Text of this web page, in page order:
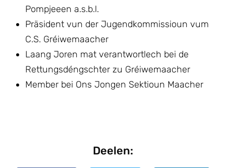
Pompjeeen a.s.b.l.
Präsident vun der Jugendkommissioun vum
C.S. Gréiwemaacher
Laang Joren mat verantwortlech bei de
Rettungsdéngschter zu Gréiwemaacher
Member bei Ons Jongen Sektioun Maacher
Deelen: